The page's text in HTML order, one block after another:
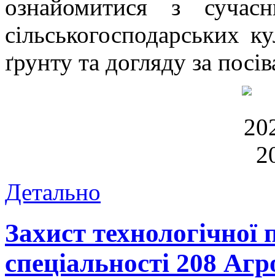
ознайомитися з
сільськогосподарських
ґрунту та догляду за
Детально
Захист
спеціальності 208